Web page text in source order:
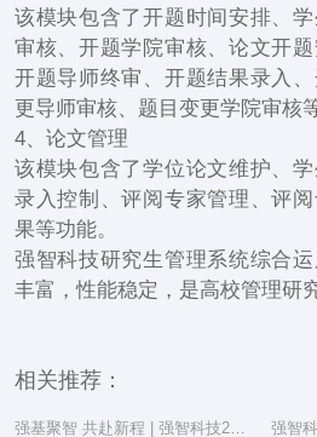
该模块包含了开题时间安排、
审核、开题学院审核、论文开题
开题导师终审、开题结果录入
更导师审核、题目变更学院审核
4、论文管理
该模块包含了学位论文维护、
录入控制、评阅专家管理、评
果等功能。
强智科技研究生管理系统综合
丰富，性能稳定，是高校管理研
相关推荐：
强基聚智 共赴新程 | 强智科技2025年度总结表彰大会隆重举行